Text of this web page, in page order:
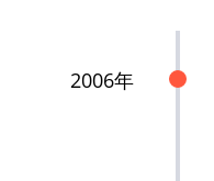
2006年